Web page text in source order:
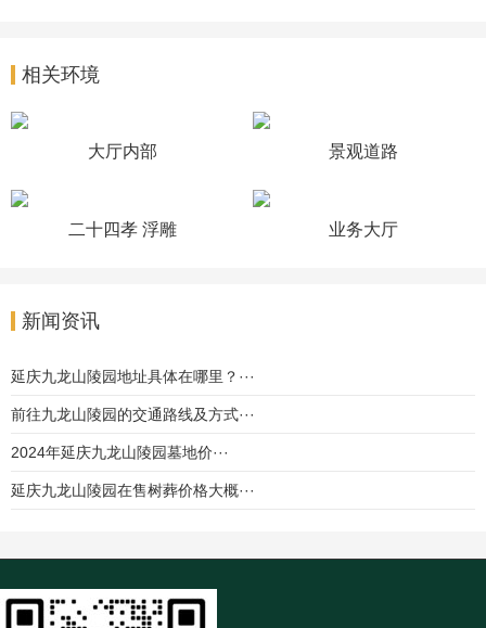
相关环境
大厅内部 景观道路
二十四孝 浮雕 业务大厅
新闻资讯
延庆九龙山陵园地址具体在哪里？···
前往九龙山陵园的交通路线及方式···
2024年延庆九龙山陵园墓地价···
延庆九龙山陵园在售树葬价格大概···